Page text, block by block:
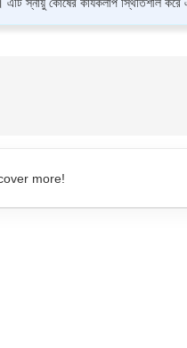
ভেঙে না খেয়ে এক গ্লাস
more!